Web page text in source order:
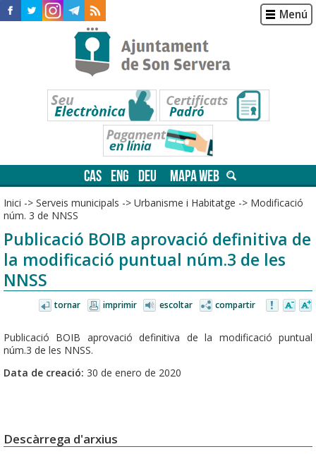
Menú
CAS ENG DEU MAPA WEB
Inici -> Serveis municipals -> Urbanisme i Habitatge -> Modificació
núm. 3 de NNSS
Publicació BOIB aprovació definitiva de
la modificació puntual núm.3 de les
NNSS
tornar imprimir escoltar compartir
Publicació BOIB aprovació definitiva de la modificació puntual
núm.3 de les NNSS.
Data de creació: 30 de enero de 2020
Descàrrega d'arxius